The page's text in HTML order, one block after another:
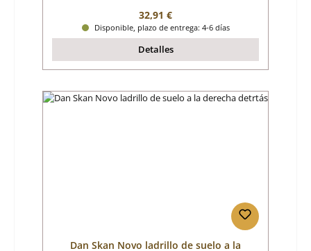
Precio normal:
32,91 €
Disponible, plazo de entrega: 4-6 días
Detalles
Dan Skan Novo ladrillo de suelo a la